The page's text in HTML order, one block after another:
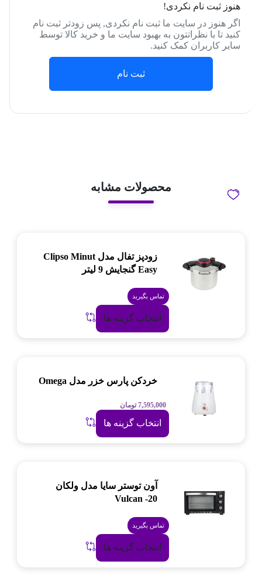
هنوز ثبت نام نکردی!
اگر هنوز در سایت ما ثبت نام نکردی, پس زودتر ثبت نام
کنید تا با نظراتتون به بهبود سایت ما و خرید کالا توسط
سایر کاربران کمک کنید.
ثبت نام
محصولات مشابه
زودپز تفال مدل Clipso Minut
Easy گنجایش 9 لیتر
تماس بگیرید
انتخاب گزینه ها
خردکن پارس خزر مدل Omega
7,595,000 تومان
انتخاب گزینه ها
آون توستر سایا مدل ولکان
Vulcan -20
تماس بگیرید
انتخاب گزینه ها